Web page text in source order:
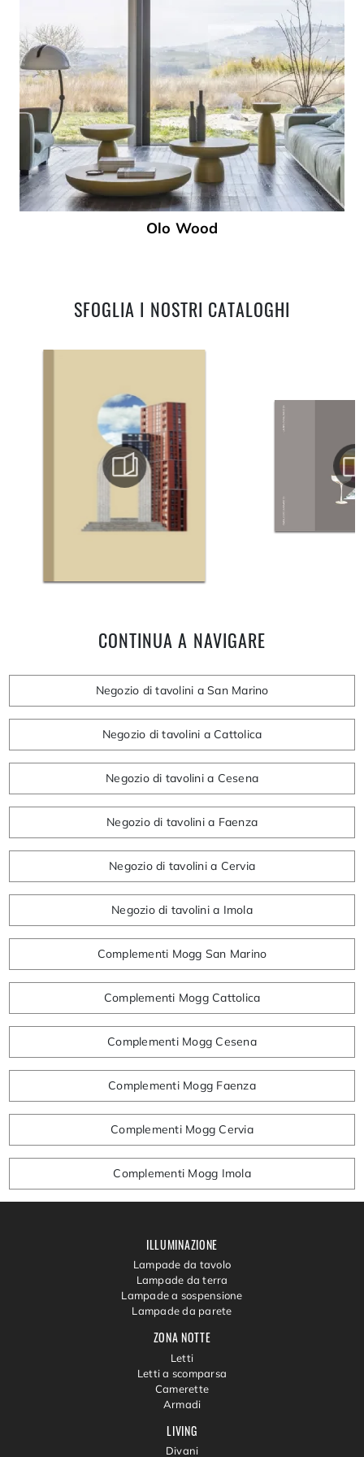
Olo Wood
SFOGLIA I NOSTRI CATALOGHI
CONTINUA A NAVIGARE
Negozio di tavolini a San Marino
Negozio di tavolini a Cattolica
Negozio di tavolini a Cesena
Negozio di tavolini a Faenza
Negozio di tavolini a Cervia
Negozio di tavolini a Imola
Complementi Mogg San Marino
Complementi Mogg Cattolica
Complementi Mogg Cesena
Complementi Mogg Faenza
Complementi Mogg Cervia
Complementi Mogg Imola
LIVING
Divani
ZONA NOTTE
Letti
Letti a scomparsa
Camerette
Armadi
ILLUMINAZIONE
Lampade da tavolo
Lampade da terra
Lampade a sospensione
Lampade da parete